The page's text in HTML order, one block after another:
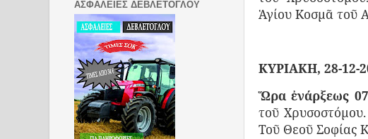
Ἁγίου Κοσμᾶ τοῦ
ΚΥΡΙΑΚΗ, 28-12-
Ὥρα ἐνάρξεως
τοῦ Χρυσοστόμου.
Τοῦ Θεοῦ Σοφίας
ΑΣΦΑΛΕΙΕΣ ΔΕΒΛΕΤΟΓΛΟΥ